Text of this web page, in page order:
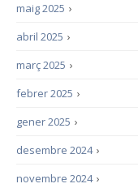
›
maig 2025
›
abril 2025
›
març 2025
›
febrer 2025
›
gener 2025
›
desembre 2024
›
novembre 2024